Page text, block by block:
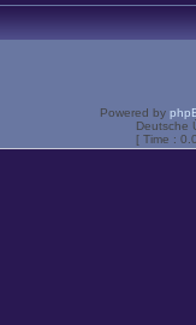
Powered by
Deutsche
[ Time :